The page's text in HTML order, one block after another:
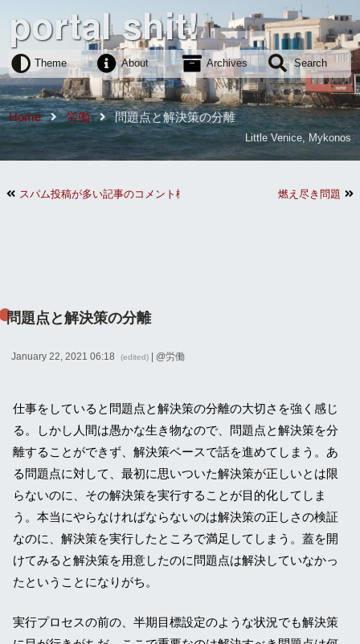
portal shit!
Theme About Archives Search
Home 労働 問題点と解決策の分離
Little Venice, Mykonos
スパム投稿が多い記事のコメント欄を閉じた 燃え尽き問題
問題点と解決策の分離
January 22, 2021 06:18 (edited) | @労働
仕事をしていると問題点と解決策の分離の大切さを強く感じ
る。しかし人間は愚かな生き物なので、問題点と解決策を分
離することができず、解決策ベースで話を進めてしまう。あ
る問題点に対して、最初に思いついた解決策が正しいとは限
らないのに、その解決策を実行することが目的化してしま
う。本当にやらなければならないのは解決策の正しさの検証
なのに、解決策を実行したところで満足してしまう。蓋を開
けてみると解決策を用意したのに問題点は解決していなかっ
たということになりがち。
実行プロセスの前の、半期目標設定のような状況でも解決策